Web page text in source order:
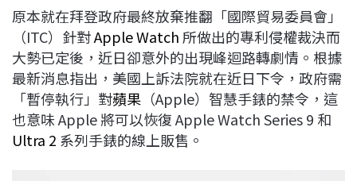
b
o
o
k
a
d
s
e
d
I
n
L
i
n
k
原本就在拜登政府最終放棄推翻「國際貿易委員會」
（ITC）針對Apple Watch 所做出的專利侵權裁決而
大勢已定後，近日卻意外的出現峰迴路轉劇情。根據
最新消息指出，美國上訴法院就在近日下令，政府需
「暫停執行」對蘋果 （Apple）智慧手錶的禁令，這
也意味 Apple 將可以恢復 Apple Watch Series 9 和
Ultra 2 系列手錶的線上販售。